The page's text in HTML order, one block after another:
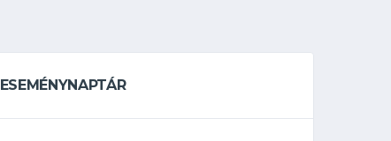
ESEMÉNYNAPTÁR